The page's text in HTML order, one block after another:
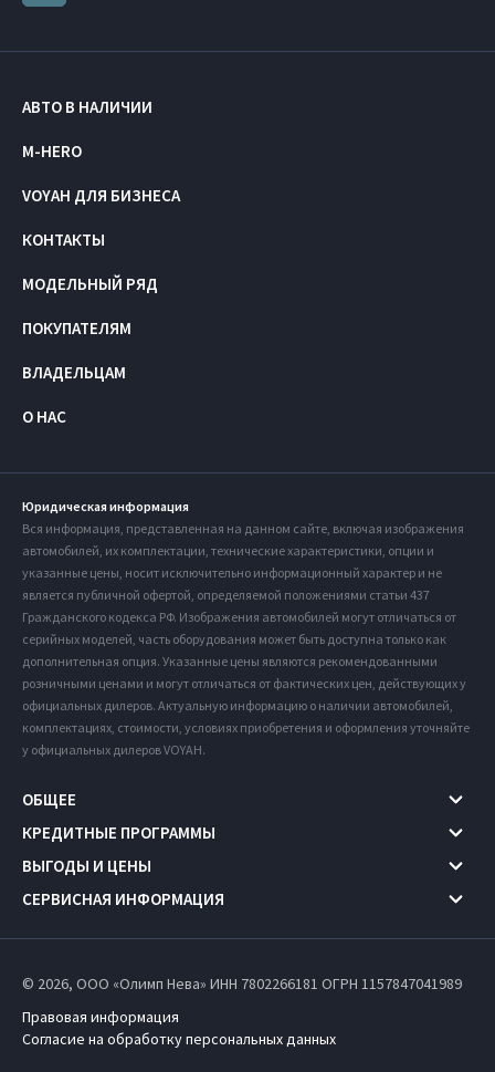
АВТО В НАЛИЧИИ
M-HERO
VOYAH ДЛЯ БИЗНЕСА
КОНТАКТЫ
МОДЕЛЬНЫЙ РЯД
ПОКУПАТЕЛЯМ
ВЛАДЕЛЬЦАМ
О НАС
Юридическая информация
Вся информация, представленная на данном сайте, включая изображения
автомобилей, их комплектации, технические характеристики, опции и
указанные цены, носит исключительно информационный характер и не
является публичной офертой, определяемой положениями статьи 437
Гражданского кодекса РФ. Изображения автомобилей могут отличаться от
серийных моделей, часть оборудования может быть доступна только как
дополнительная опция. Указанные цены являются рекомендованными
розничными ценами и могут отличаться от фактических цен, действующих у
официальных дилеров. Актуальную информацию о наличии автомобилей,
комплектациях, стоимости, условиях приобретения и оформления уточняйте
у официальных дилеров VOYAH.
ОБЩЕЕ
КРЕДИТНЫЕ ПРОГРАММЫ
ВЫГОДЫ И ЦЕНЫ
СЕРВИСНАЯ ИНФОРМАЦИЯ
© 2026, ООО «Олимп Нева» ИНН 7802266181 ОГРН 1157847041989
Правовая информация
Согласие на обработку персональных данных